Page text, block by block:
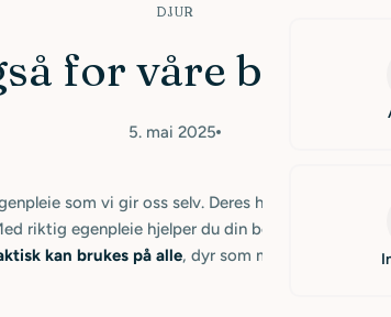
DJUR
for våre beste
5. mai 2025
som vi gir oss selv. Deres hud og pels
riktig egenpleie hjelper du din beste venn å føle
kan brukes på alle, dyr som mennesker.